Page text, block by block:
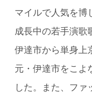
マイルで人気を博
成長中の若手演歌
伊達市から単身上
元・伊達市をこよ
した。また、ファ